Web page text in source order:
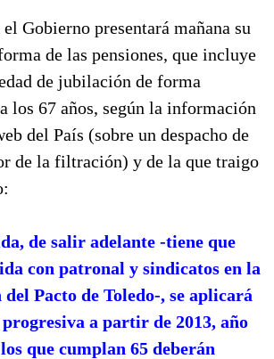
Gobierno presentará mañana su
de las pensiones, que incluye
de jubilación de forma
los 67 años, según la información
del País (sobre un despacho de
de la filtración) y de la que traigo
de salir adelante -tiene que
con patronal y sindicatos en la
Pacto de Toledo-, se aplicará
a partir de 2013, año
que cumplan 65 deberán